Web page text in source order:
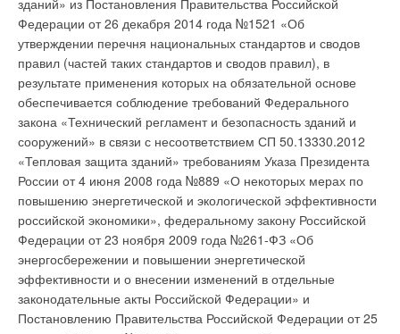
зданий» из Постановления Правительства Российской
Федерации от 26 декабря 2014 года №1521 «Об
утверждении перечня национальных стандартов и сводов
правил (частей таких стандартов и сводов правил), в
результате применения которых на обязательной основе
обеспечивается соблюдение требований Федерального
закона «Технический регламент и безопасность зданий и
сооружений» в связи с несоответствием СП 50.13330.2012
«Тепловая защита зданий» требованиям Указа Президента
России от 4 июня 2008 года №889 «О некоторых мерах по
повышению энергетической и экологической эффективности
российской экономики», федеральному закону Российской
Федерации от 23 ноября 2009 года №261-ФЗ «Об
энергосбережении и повышении энергетической
эффективности и о внесении изменений в отдельные
законодательные акты Российской Федерации» и
Постановлению Правительства Российской Федерации от 25